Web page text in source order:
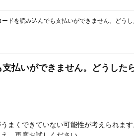
ードを読み込んでも支払いができません。どう
払いができません。どうした
まくできていない可能性が考えられます